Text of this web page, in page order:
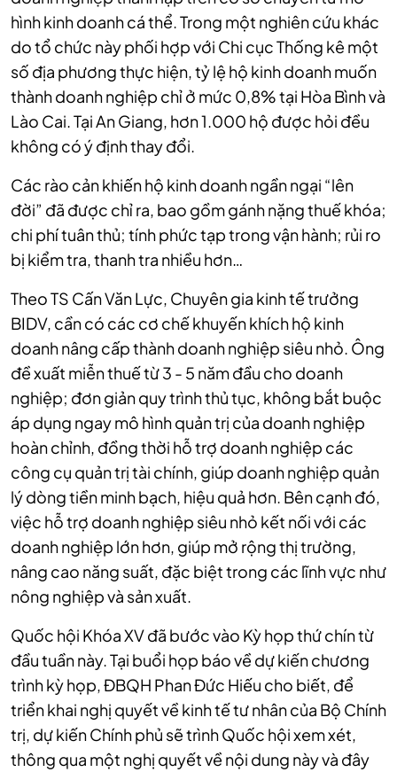
hình kinh doanh cá thể. Trong một nghiên cứu khác
do tổ chức này phối hợp với Chi cục Thống kê một
số địa phương thực hiện, tỷ lệ hộ kinh doanh muốn
thành doanh nghiệp chỉ ở mức 0,8% tại Hòa Bình và
Lào Cai. Tại An Giang, hơn 1.000 hộ được hỏi đều
không có ý định thay đổi.
Các rào cản khiến hộ kinh doanh ngần ngại “lên
đời” đã được chỉ ra, bao gồm gánh nặng thuế khóa;
chi phí tuân thủ; tính phức tạp trong vận hành; rủi ro
bị kiểm tra, thanh tra nhiều hơn…
Theo TS Cấn Văn Lực, Chuyên gia kinh tế trưởng
BIDV, cần có các cơ chế khuyến khích hộ kinh
doanh nâng cấp thành doanh nghiệp siêu nhỏ. Ông
đề xuất miễn thuế từ 3 - 5 năm đầu cho doanh
nghiệp; đơn giản quy trình thủ tục, không bắt buộc
áp dụng ngay mô hình quản trị của doanh nghiệp
hoàn chỉnh, đồng thời hỗ trợ doanh nghiệp các
công cụ quản trị tài chính, giúp doanh nghiệp quản
lý dòng tiền minh bạch, hiệu quả hơn. Bên cạnh đó,
việc hỗ trợ doanh nghiệp siêu nhỏ kết nối với các
doanh nghiệp lớn hơn, giúp mở rộng thị trường,
nâng cao năng suất, đặc biệt trong các lĩnh vực như
nông nghiệp và sản xuất.
Quốc hội Khóa XV đã bước vào Kỳ họp thứ chín từ
đầu tuần này. Tại buổi họp báo về dự kiến chương
trình kỳ họp, ĐBQH Phan Đức Hiếu cho biết, để
triển khai nghị quyết về kinh tế tư nhân của Bộ Chính
trị, dự kiến Chính phủ sẽ trình Quốc hội xem xét,
thông qua một nghị quyết về nội dung này và đây